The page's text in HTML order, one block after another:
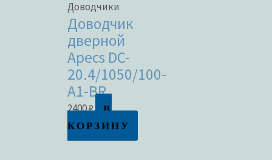
Доводчики
Доводчик
дверной
Apecs DC-
20.4/1050/100-
A1-BR
2400₽
В
КОРЗИНУ